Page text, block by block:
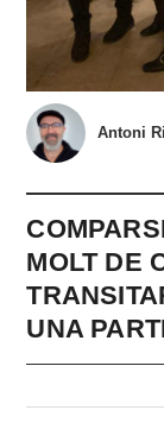
Antoni
MOLT DE
UNA